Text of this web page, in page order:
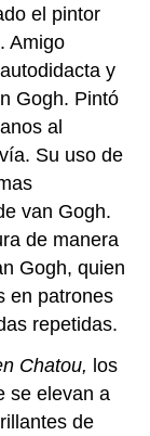
el pintor
Amigo
y
Gogh. Pintó
al
Su uso de
van Gogh.
de manera
Gogh, quien
en patrones
repetidas.
Chatou, los
se elevan a
de